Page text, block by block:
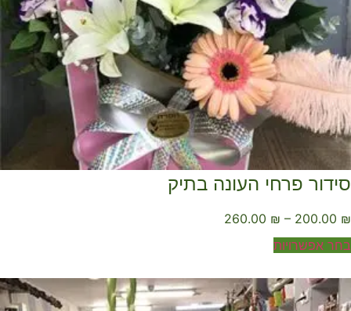
פרחי העונה בתיק
200.00
–
₪
260.00
אפשרויות